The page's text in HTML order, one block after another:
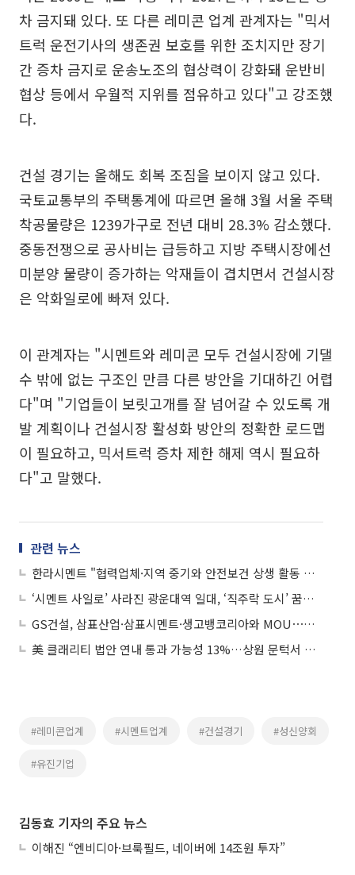
차 금지돼 있다. 또 다른 레미콘 업계 관계자는 "믹서
트럭 운전기사의 생존권 보호를 위한 조치지만 장기
간 증차 금지로 운송노조의 협상력이 강화돼 운반비
협상 등에서 우월적 지위를 점유하고 있다"고 강조했
다.
건설 경기는 올해도 회복 조짐을 보이지 않고 있다.
국토교통부의 주택통계에 따르면 올해 3월 서울 주택
착공물량은 1239가구로 전년 대비 28.3% 감소했다.
중동전쟁으로 공사비는 급등하고 지방 주택시장에선
미분양 물량이 증가하는 악재들이 겹치면서 건설시장
은 악화일로에 빠져 있다.
이 관계자는 "시멘트와 레미콘 모두 건설시장에 기댈
수 밖에 없는 구조인 만큼 다른 방안을 기대하긴 어렵
다"며 "기업들이 보릿고개를 잘 넘어갈 수 있도록 개
발 계획이나 건설시장 활성화 방안의 정확한 로드맵
이 필요하고, 믹서트럭 증차 제한 해제 역시 필요하
다"고 말했다.
관련 뉴스
한라시멘트 "협력업체·지역 중기와 안전보건 상생 활동 지속"
‘시멘트 사일로’ 사라진 광운대역 일대, ‘직주락 도시’ 꿈꾼다
GS건설, 삼표산업·삼표시멘트·생고뱅코리아와 MOU⋯초고층 시공 '압송·품질' 잡는다
美 클래리티 법안 연내 통과 가능성 13%…상원 문턱서 제동
#레미콘업계 #시멘트업계 #건설경기 #성신양회
#유진기업
김동효 기자의 주요 뉴스
이해진 “엔비디아·브룩필드, 네이버에 14조원 투자”